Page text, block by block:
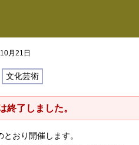
月21日
文化芸術
終了しました。
おり開催します。